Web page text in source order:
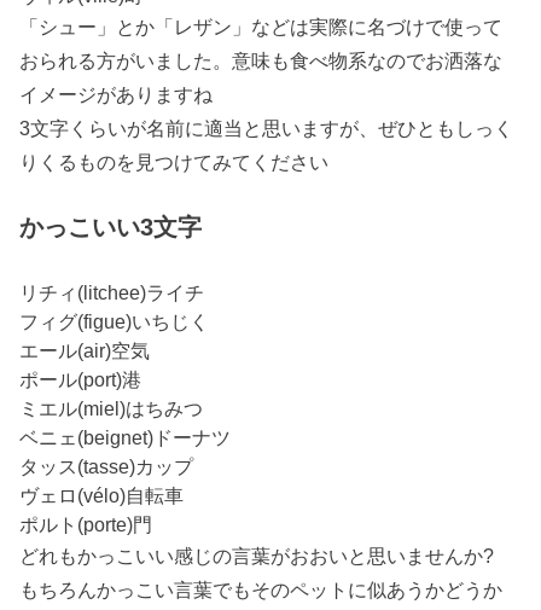
「シュー」とか「レザン」などは実際に名づけで使って
おられる方がいました。意味も食べ物系なのでお洒落な
イメージがありますね
3文字くらいが名前に適当と思いますが、ぜひともしっく
りくるものを見つけてみてください
かっこいい3文字
リチィ(litchee)ライチ
フィグ(figue)いちじく
エール(air)空気
ポール(port)港
ミエル(miel)はちみつ
ベニェ(beignet)ドーナツ
タッス(tasse)カップ
ヴェロ(vélo)自転車
ポルト(porte)門
どれもかっこいい感じの言葉がおおいと思いませんか?
もちろんかっこい言葉でもそのペットに似あうかどうか